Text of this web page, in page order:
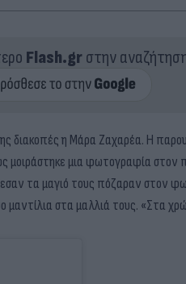
Flash.grστην
διακοπές η Μάρα Ζαχαρέα. Η
μοιράστηκε μια φωτογραφία
τα μαγιό τους πόζαραν στον
μαντίλια στα μαλλιά τους. «Στα